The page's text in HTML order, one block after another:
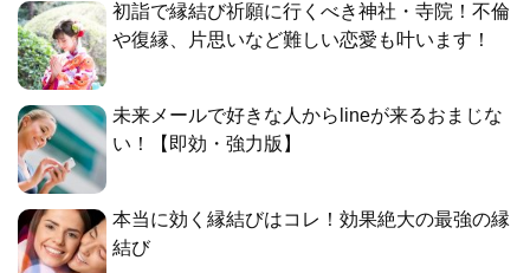
初詣で縁結び祈願に行くべき神社・寺院！不倫
や復縁、片思いなど難しい恋愛も叶います！
未来メールで好きな人からlineが来るおまじな
い！【即効・強力版】
本当に効く縁結びはコレ！効果絶大の最強の縁
結び